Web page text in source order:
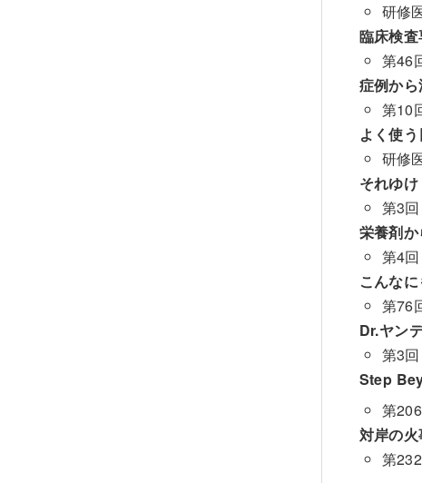
研修
臨床検
第46
症例か
第10
よく使
研修
それゆ
第3
第4
こんな
第76
Dr.ヤン
第3
Step
第
対岸の
第